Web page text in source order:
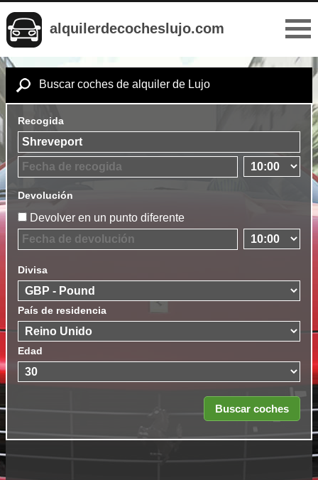
alquilerdecocheslujo.com
Buscar coches de alquiler de Lujo
Recogida
Devolución
Devolver en un punto diferente
Divisa
País de residencia
Edad